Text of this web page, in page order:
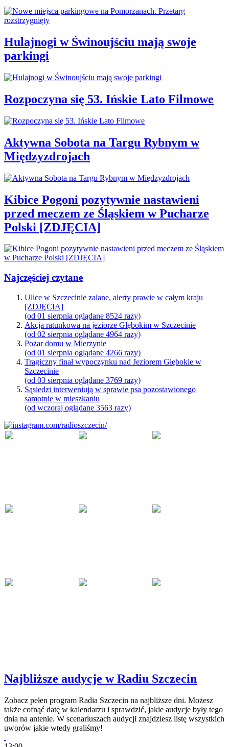
Hulajnogi w Świnoujściu mają swoje
parkingi
Rozpoczyna się 53. Ińskie Lato Filmowe
Aktywna Sobota na Targu Rybnym w
Międzyzdrojach
Kibice Pogoni pozytywnie nastawieni
przed meczem ze Śląskiem w Pucharze
Polski [ZDJĘCIA]
Najczęściej czytane
Ulice w Szczecinie zalane, alerty prawie w całym kraju
[ZDJĘCIA]
(od 01 sierpnia oglądane 8524 razy)
Akcja ratunkowa na jeziorze Głębokim w Szczecinie
(od 02 sierpnia oglądane 4964 razy)
Pożar domu w Mierzynie
(od 01 sierpnia oglądane 4266 razy)
Tragiczny finał wypoczynku nad Jeziorem Głębokie w
Szczecinie
(od 03 sierpnia oglądane 3769 razy)
Sąsiedzi interweniują w sprawie psa pozostawionego
samotnie w mieszkaniu
(od wczoraj oglądane 3563 razy)
Najbliższe audycje w Radiu Szczecin
Zobacz pełen program Radia Szczecin na najbliższe dni. Możesz
także cofnąć datę w kalendarzu i sprawdzić, jakie audycje były tego
dnia na antenie. W scenariuszach audycji znajdziesz listę wszystkich
uworów jakie wtedy graliśmy!